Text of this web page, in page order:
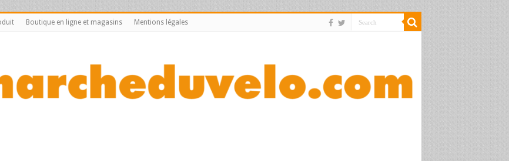
Boutique en ligne et magasins Mentions légales